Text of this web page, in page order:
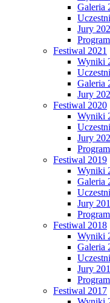
Galeria
Jury
Festiwal 2021
Wyniki
Galeria
Jury
Festiwal 2020
Wyniki
Jury
Festiwal 2019
Wyniki
Galeria
Jury
Festiwal 2018
Wyniki
Galeria
Jury
Festiwal 2017